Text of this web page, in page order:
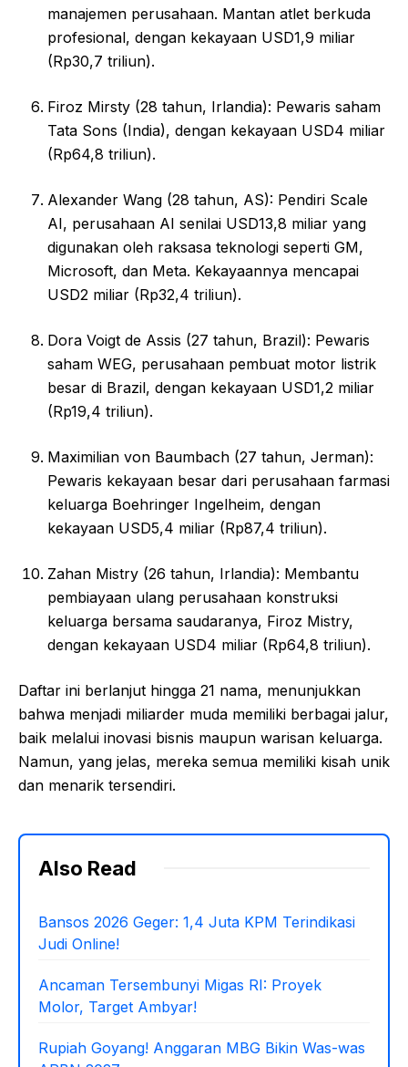
manajemen perusahaan. Mantan atlet berkuda
profesional, dengan kekayaan USD1,9 miliar
(Rp30,7 triliun).
Firoz Mirsty (28 tahun, Irlandia): Pewaris saham
Tata Sons (India), dengan kekayaan USD4 miliar
(Rp64,8 triliun).
Alexander Wang (28 tahun, AS): Pendiri Scale
AI, perusahaan AI senilai USD13,8 miliar yang
digunakan oleh raksasa teknologi seperti GM,
Microsoft, dan Meta. Kekayaannya mencapai
USD2 miliar (Rp32,4 triliun).
Dora Voigt de Assis (27 tahun, Brazil): Pewaris
saham WEG, perusahaan pembuat motor listrik
besar di Brazil, dengan kekayaan USD1,2 miliar
(Rp19,4 triliun).
Maximilian von Baumbach (27 tahun, Jerman):
Pewaris kekayaan besar dari perusahaan farmasi
keluarga Boehringer Ingelheim, dengan
kekayaan USD5,4 miliar (Rp87,4 triliun).
Zahan Mistry (26 tahun, Irlandia): Membantu
pembiayaan ulang perusahaan konstruksi
keluarga bersama saudaranya, Firoz Mistry,
dengan kekayaan USD4 miliar (Rp64,8 triliun).
Daftar ini berlanjut hingga 21 nama, menunjukkan
bahwa menjadi miliarder muda memiliki berbagai jalur,
baik melalui inovasi bisnis maupun warisan keluarga.
Namun, yang jelas, mereka semua memiliki kisah unik
dan menarik tersendiri.
Also Read
Bansos 2026 Geger: 1,4 Juta KPM Terindikasi
Judi Online!
Ancaman Tersembunyi Migas RI: Proyek
Molor, Target Ambyar!
Rupiah Goyang! Anggaran MBG Bikin Was-was